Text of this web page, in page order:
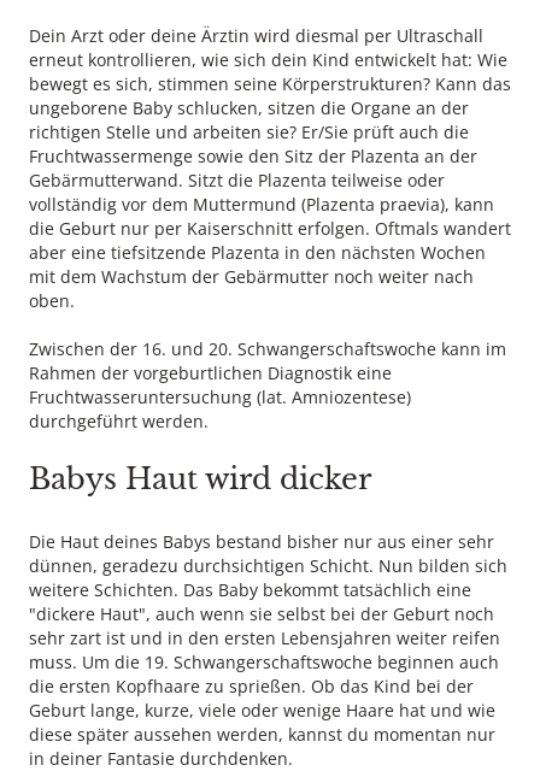
Dein Arzt oder deine Ärztin wird diesmal per Ultraschall
erneut kontrollieren, wie sich dein Kind entwickelt hat: Wie
bewegt es sich, stimmen seine Körperstrukturen? Kann das
ungeborene Baby schlucken, sitzen die Organe an der
richtigen Stelle und arbeiten sie? Er/Sie prüft auch die
Fruchtwassermenge sowie den Sitz der Plazenta an der
Gebärmutterwand. Sitzt die Plazenta teilweise oder
vollständig vor dem Muttermund (Plazenta praevia), kann
die Geburt nur per Kaiserschnitt erfolgen. Oftmals wandert
aber eine tiefsitzende Plazenta in den nächsten Wochen
mit dem Wachstum der Gebärmutter noch weiter nach
oben.
Zwischen der 16. und 20. Schwangerschaftswoche kann im
Rahmen der vorgeburtlichen Diagnostik eine
Fruchtwasseruntersuchung (lat. Amniozentese)
durchgeführt werden.
Babys Haut wird dicker
Die Haut deines Babys bestand bisher nur aus einer sehr
dünnen, geradezu durchsichtigen Schicht. Nun bilden sich
weitere Schichten. Das Baby bekommt tatsächlich eine
"dickere Haut", auch wenn sie selbst bei der Geburt noch
sehr zart ist und in den ersten Lebensjahren weiter reifen
muss. Um die 19. Schwangerschaftswoche beginnen auch
die ersten Kopfhaare zu sprießen. Ob das Kind bei der
Geburt lange, kurze, viele oder wenige Haare hat und wie
diese später aussehen werden, kannst du momentan nur
in deiner Fantasie durchdenken.